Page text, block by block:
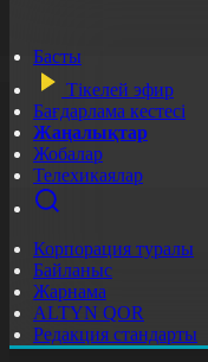
Басты
Тікелей эфир
Бағдарлама кестесі
Жаңалықтар
Жобалар
Телехикаялар
Корпорация туралы
Байланыс
Жарнама
ALTYN QOR
Редакция стандарты